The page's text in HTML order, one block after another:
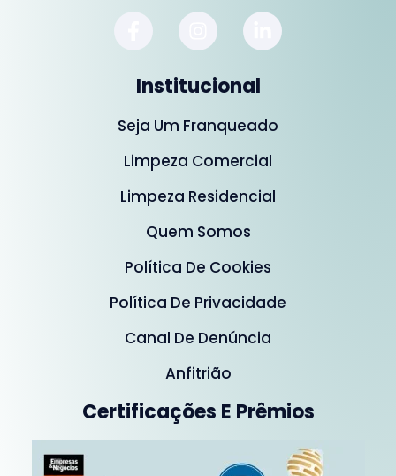
Institucional
Seja Um Franqueado
Limpeza Comercial
Limpeza Residencial
Quem Somos
Política De Cookies
Política De Privacidade
Canal De Denúncia
Anfitrião
Certificações E Prêmios